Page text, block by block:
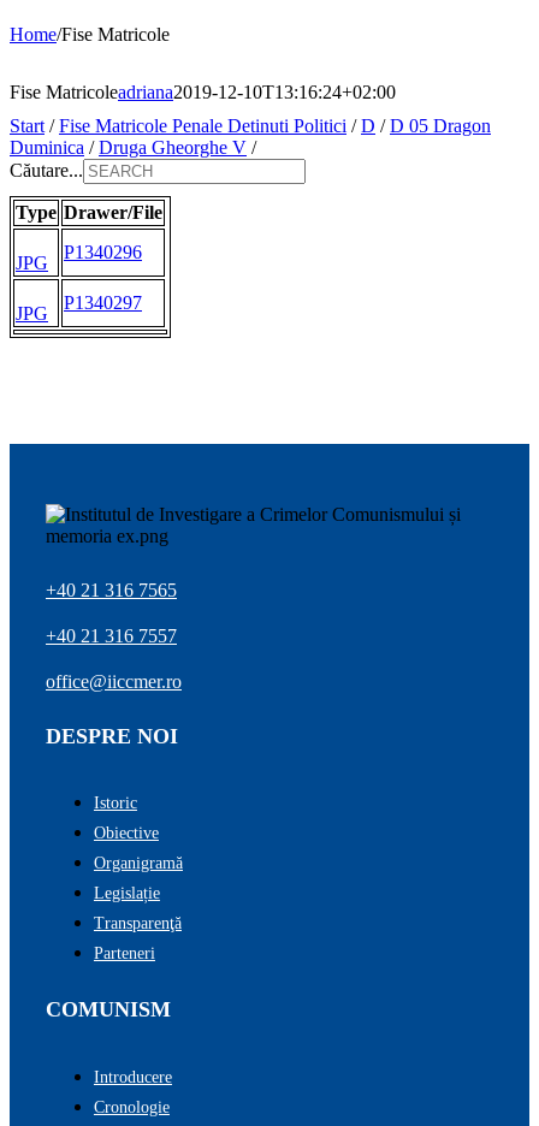
Home/Fise Matricole
Fise Matricoleadriana2019-12-10T13:16:24+02:00
Start /Fise Matricole Penale Detinuti Politici /D /D 05 Dragon
Duminica /Druga Gheorghe V /
Căutare...
Type Drawer/File
JPG
P1340296
JPG
P1340297
+40 21 316 7565
+40 21 316 7557
office@iiccmer.ro
DESPRE NOI
Istoric
Obiective
Organigramă
Legislație
Transparenţă
Parteneri
COMUNISM
Introducere
Cronologie